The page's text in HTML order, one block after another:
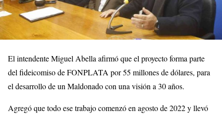
El intendente Miguel Abella afirmó que el proyecto forma parte
del fideicomiso de FONPLATA por 55 millones de dólares, para
el desarrollo de un Maldonado con una visión a 30 años.
Agregó que todo ese trabajo comenzó en agosto de 2022 y llevó